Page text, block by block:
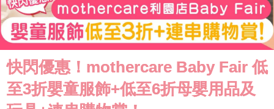
快閃優惠！mothercare Baby Fair 低
至3折嬰童服飾+低至6折母嬰用品及